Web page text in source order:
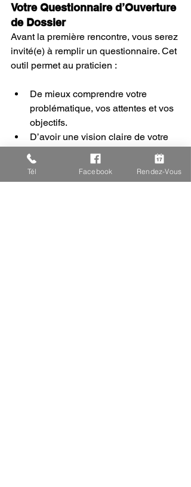
Votre Questionnaire d’Ouverture
de Dossier
Avant la première rencontre, vous serez
invité(e) à remplir un questionnaire. Cet
outil permet au praticien :
De mieux comprendre votre
problématique, vos attentes et vos
objectifs.
D’avoir une vision claire de votre
contexte personnel pour adapter
au mieux la séance à vos besoins.
De préparer un plan personnalisé
Tél Facebook Rendez-Vous